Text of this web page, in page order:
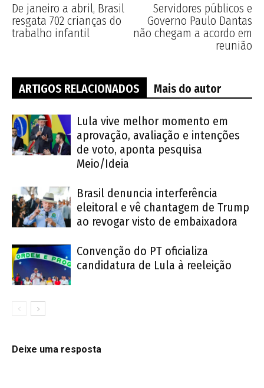
De janeiro a abril, Brasil
resgata 702 crianças do
trabalho infantil
Servidores públicos e
Governo Paulo Dantas
não chegam a acordo em
reunião
ARTIGOS RELACIONADOS Mais do autor
Lula vive melhor momento em
aprovação, avaliação e intenções
de voto, aponta pesquisa
Meio/Ideia
Brasil denuncia interferência
eleitoral e vê chantagem de Trump
ao revogar visto de embaixadora
Convenção do PT oficializa
candidatura de Lula à reeleição
Deixe uma resposta